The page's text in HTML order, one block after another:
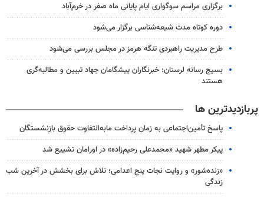
برگزاری مراسم سوگواری ایام پایانی ماه صفر در خرم‌آباد
دوره کوتاه مدت شیعه‌شناسی برگزار می‌شود
طرح مدیریت راهبردی تنگه هرمز در مجلس بررسی می‌شود
بسیج رسانه لرستان: خبرنگاران پیشگامان جهاد تبیین و مطالبه‌گری
هستند
پربازدیدترین ها
پاسخ تأمین‌اجتماعی به زمان پرداخت مابه‌التفاوت حقوق بازنشستگان
پیکر مطهر شهید «محمدعلی رحیم‌زاده» در اورامان تشییع شد
«زنده‌شور» و روایت نجات پنج اعدامی؛ تلاش برای بخشش در آخرین شب
زندگی